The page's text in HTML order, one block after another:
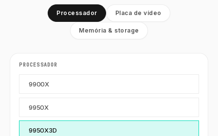
Processador Placa de vídeo
Memória & storage
PROCESSADOR
9900X
9950X
9950X3D